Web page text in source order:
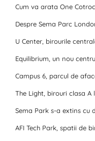
Cum va arata One
Despre Sema Parc
U Center, birourile
Equilibrium, un nou
Campus 6, parcul de
The Light, birouri clasa A
Sema Park s-a extins cu
AFI Tech Park, spatii de